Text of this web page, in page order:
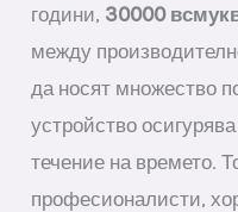
години, 30000
между
да носят множество
устройство
течение на времето.
професионалисти,